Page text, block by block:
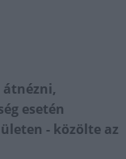
átnézni,
esetén
- közölte az